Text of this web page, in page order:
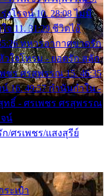
งโรจน์ 10. 28:08 ไม่มี
จ 11. 31:29 ชีวิตไอ้
ทหารอากาศขาดรัก
วใจโทรม - ยอดรัก สลัก
ชร ศรสุพรรณ 15. 46:35
16. 49:57 กำนันกำใน -
ทธิ์ - ศรเพชร ศรสุพรรณ
จน์
/ศรเพชร/แสงสุรีย์
ระเป๋า